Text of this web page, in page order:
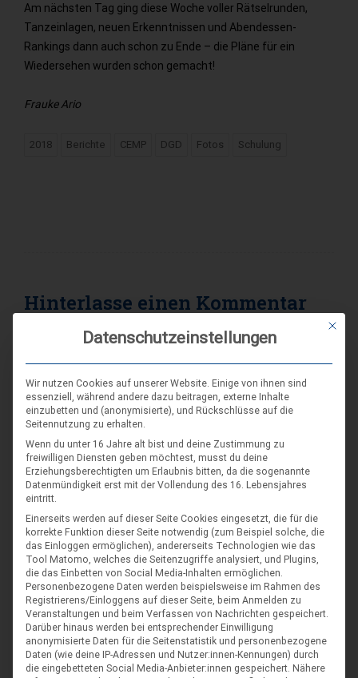
Am nächsten Tag ging diese Woche voller Rätselrunden,
Tanzeinlagen, neuen Erkenntnissen und Abendessen-
Rankings dann auch schon zu Ende – die Pläne für ein
Wiedersehen wurden schon gemacht!
Frauke Ario
2018 Berichte CEMP DGD Fotos Schulung
Hinterlasse einen Kommentar
KOMMENTAR
Du verwendest dieseHTMLTags und Attribute:<a
href="" title=""> <abbr title=""> <acronym
title=""> <b> <blockquote cite=""> <cite>
<code> <del datetime=""> <em> <i> <q
cite=""> <s> <strike> <strong>
NAME*
E-MAIL*
Mit
Datenschutzeinstellungen
Wir nutzen Cookies auf unserer Website. Einige von ihnen sind
essenziell, während andere dazu beitragen, externe Inhalte
einzubetten und (anonymisierte), und Rückschlüsse auf die
Seitennutzung zu erhalten.
Wenn du unter 16 Jahre alt bist und deine Zustimmung zu
freiwilligen Diensten geben möchtest, musst du deine
Erziehungsberechtigten um Erlaubnis bitten, da die sogenannte
Datenmündigkeit erst mit der Vollendung des 16. Lebensjahres
eintritt.
Einerseits werden auf dieser Seite Cookies eingesetzt, die für die
korrekte Funktion dieser Seite notwendig (zum Beispiel solche, die
das Einloggen ermöglichen), andererseits Technologien wie das
Tool Matomo, welches die Seitenzugriffe analysiert, und Plugins,
die das Einbetten von Social Media-Inhalten ermöglichen.
Personenbezogene Daten werden beispielsweise im Rahmen des
Registrierens/Einloggens auf dieser Seite, beim Anmelden zu
Veranstaltungen und beim Verfassen von Nachrichten gespeichert.
Darüber hinaus werden bei entsprechender Einwilligung
anonymisierte Daten für die Seitenstatistik und personenbezogene
Daten (wie deine IP-Adressen und Nutzer:innen-Kennungen) durch
die eingebetteten Social Media-Anbieter:innen gespeichert. Nähere